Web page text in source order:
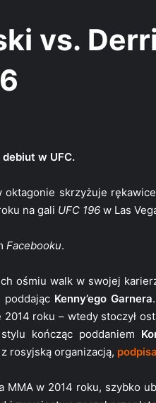
vs.
w UFC.
skrzyżuje
na gali UFC 196 w Las
Facebooku.
ośmiu walk w swojej
poddając Kenny’ego Garnera
roku – wtedy stoczył
kończąc poddaniem
rosyjską organizacją,
MMA w 2014 roku, szybko